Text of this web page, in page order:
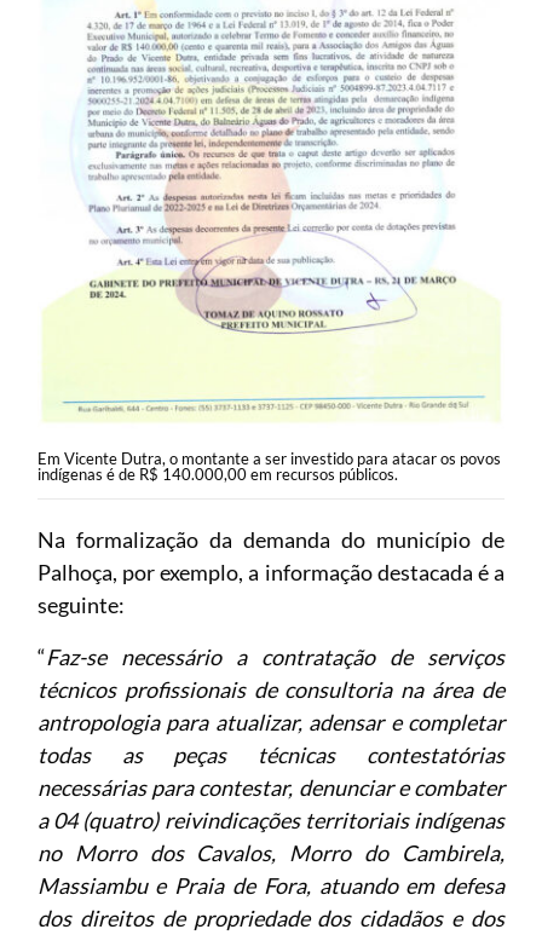
Em Vicente Dutra, o montante a ser investido para atacar os povos
indígenas é de R$ 140.000,00 em recursos públicos.
Na formalização da demanda do município de
Palhoça, por exemplo, a informação destacada é a
seguinte:
“Faz-se necessário a contratação de serviços
técnicos profissionais de consultoria na área de
antropologia para atualizar, adensar e completar
todas as peças técnicas contestatórias
necessárias para contestar, denunciar e combater
a 04 (quatro) reivindicações territoriais indígenas
no Morro dos Cavalos, Morro do Cambirela,
Massiambu e Praia de Fora, atuando em defesa
dos direitos de propriedade dos cidadãos e dos